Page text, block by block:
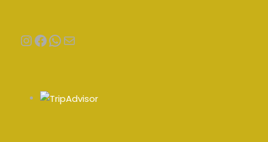
InstagramFacebook WhatsApp Email